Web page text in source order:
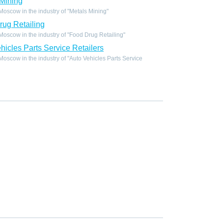
in the industry of "Metals Mining"
Retailing
in the industry of "Food Drug Retailing"
Parts Service Retailers
in the industry of "Auto Vehicles Parts Service